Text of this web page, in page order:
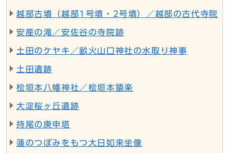
越部古墳（越部1号墳・2号墳）／越部の古代寺院
安産の滝／安佐谷の寺院跡
土田のケヤキ／畝火山口神社の水取り神事
土田遺跡
桧垣本八幡神社／桧垣本猿楽
大淀桜ヶ丘遺跡
持尾の庚申塔
蓮のつぼみをもつ大日如来坐像